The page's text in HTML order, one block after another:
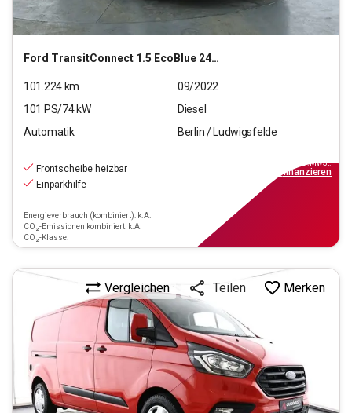
Ford TransitConnect 1.5 EcoBlue 240 (L1) Trend S/S (EUR
101.224km
09/2022
101 PS/74kW
Diesel
Automatik
Berlin / Ludwigsfelde
Frontscheibe heizbar
Einparkhilfe
Energieverbrauch (kombiniert): k.A.
CO₂-Emissionen kombiniert: k.A.
CO₂-Klasse:
inkl.MwSt.
finanzieren
Vergleichen Teilen Merken